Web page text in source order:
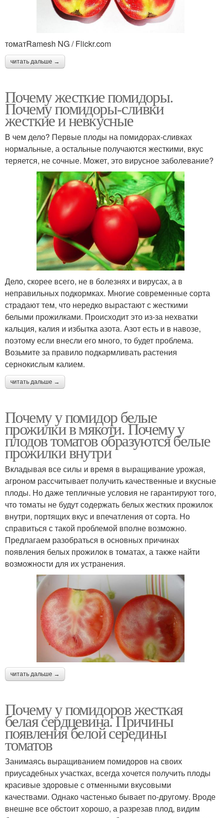
томатRamesh NG / Flickr.com
читать дальше →
Почему жесткие помидоры.
Почему помидоры-сливки
жесткие и невкусные
В чем дело? Первые плоды на помидорах-сливках
нормальные, а остальные получаются жесткими, вкус
теряется, не сочные. Может, это вирусное заболевание?
Дело, скорее всего, не в болезнях и вирусах, а в
неправильных подкормках. Многие современные сорта
страдают тем, что нередко вырастают с жесткими
белыми прожилками. Происходит это из-за нехватки
кальция, калия и избытка азота. Азот есть и в навозе,
поэтому если внесли его много, то будет проблема.
Возьмите за правило подкармливать растения
сернокислым калием.
читать дальше →
Почему у помидор белые
прожилки в мякоти. Почему у
плодов томатов образуются белые
прожилки внутри
Вкладывая все силы и время в выращивание урожая,
агроном рассчитывает получить качественные и вкусные
плоды. Но даже тепличные условия не гарантируют того,
что томаты не будут содержать белых жестких прожилок
внутри, портящих вкус и впечатления от сорта. Но
справиться с такой проблемой вполне возможно.
Предлагаем разобраться в основных причинах
появления белых прожилок в томатах, а также найти
возможности для их устранения.
читать дальше →
Почему у помидоров жесткая
белая сердцевина. Причины
появления белой середины
томатов
Занимаясь выращиванием помидоров на своих
приусадебных участках, всегда хочется получить плоды
красивые здоровые с отменными вкусовыми
качествами. Однако частенько бывает по-другому. Вроде
внешне все обстоит хорошо, а разрезав плод, видим